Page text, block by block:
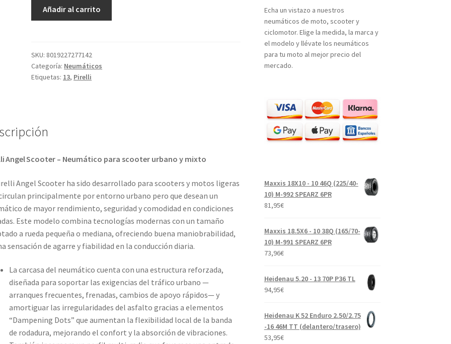
-
13
60P
cantidad
Añadir al carrito
SKU: 8019227277142
Categoría: Neumáticos
Etiquetas: 13, Pirelli
Angel Scooter – Neumático para scooter urbano y mixto
Angel Scooter ha sido desarrollado para scooters y motos ligeras
principalmente por entorno urbano pero que desean un
de mayor rendimiento, seguridad y comodidad en condiciones
Este modelo combina tecnologías modernas con un tamaño
a rueda pequeña o mediana, ofreciendo buena maniobrabilidad,
sensación de agarre y fiabilidad en la conducción diaria.
La carcasa del neumático cuenta con una estructura reforzada,
diseñada para soportar las exigencias del tráfico urbano —
arranques frecuentes, frenadas, cambios de apoyo rápidos— y
amortiguar las irregularidades del asfalto gracias a elementos
“Dampening Dots” que aumentan la flexibilidad local de la banda
de rodadura, mejorando el confort y la absorción de vibraciones.
Echa un vistazo a nuestros
neumáticos de moto, scooter y
ciclomotor. Elige la medida, la marca y
el modelo y llévate los neumáticos
para tu moto al mejor precio del
mercado.
Maxxis 18X10 - 10 46Q (225/40-
10) M-992 SPEARZ 6PR
81,95€
Maxxis 18.5X6 - 10 38Q (165/70-
10) M-991 SPEARZ 6PR
73,96€
Heidenau 5.20 - 13 70P P36 TL
94,95€
Heidenau K 52 Enduro 2.50/2.75
-16 46M TT (delantero/trasero)
53,95€